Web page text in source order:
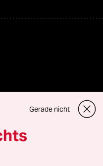
Gerade nicht